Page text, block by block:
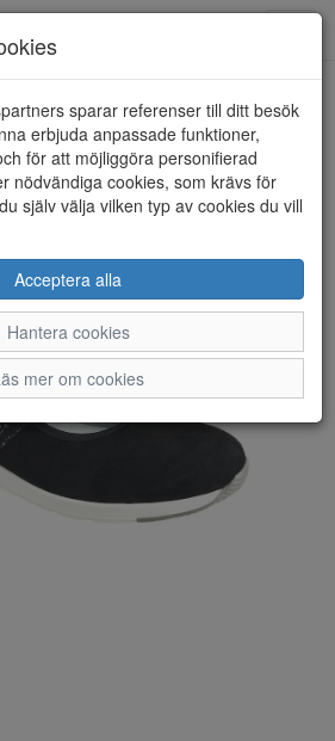
sparar referenser till ditt besök
erbjuda anpassade funktioner,
för att möjliggöra personifierad
nödvändiga cookies, som krävs för
själv välja vilken typ av cookies du vill
Acceptera alla
Hantera cookies
mer om cookies